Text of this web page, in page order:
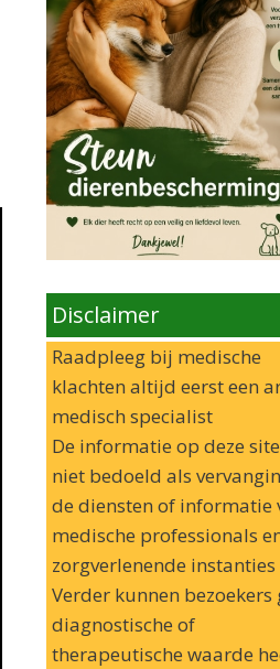
Disclaimer
Raadpleeg bij medische
klachten altijd eerst een
medisch specialist
De informatie op deze
niet bedoeld als
de diensten of informatie
medische professionals
zorgverlenende instanties
Verder kunnen bezoekers
diagnostische of
therapeutische waarde